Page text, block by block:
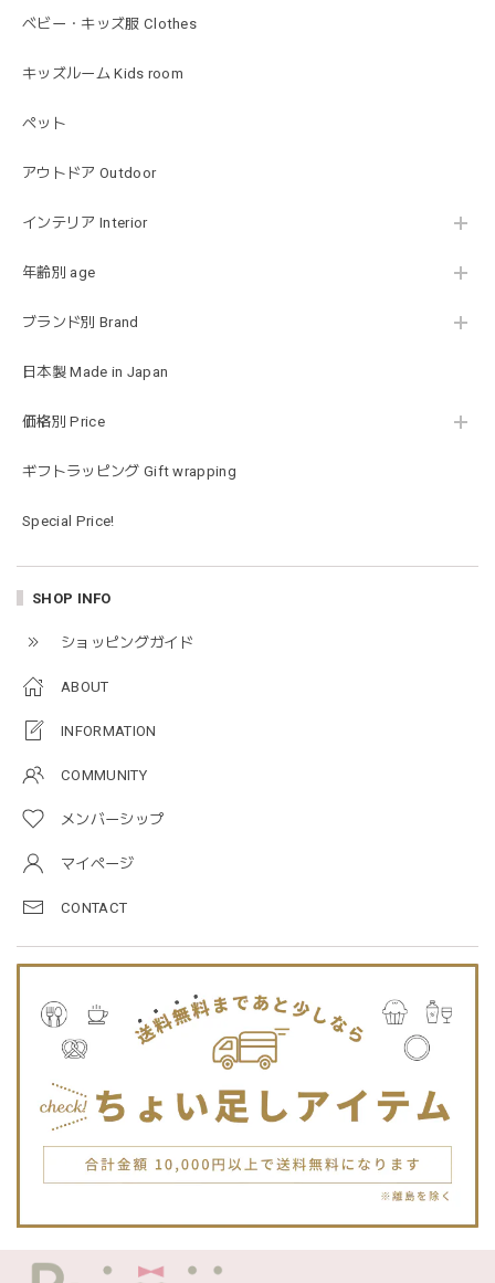
ベビー・キッズ服 Clothes
キッズルーム Kids room
ペット
アウトドア Outdoor
インテリア Interior
年齢別 age
ブランド別 Brand
日本製 Made in Japan
価格別 Price
ギフトラッピング Gift wrapping
Special Price!
SHOP INFO
ショッピングガイド
ABOUT
INFORMATION
COMMUNITY
メンバーシップ
マイページ
CONTACT
出産祝いで渡しました。友人がとても喜んでおりました！可
可愛いファーストトイが届きました！ ありがとうございま
ラス…お絵描きセットと食具までたっぷりと入っていまし
すぐに使い始めました。今年もまた購入したいと思える最高
taupe（チャコールグレー）
プレゼントした友人がとても喜んでました。ありがとうござ
Jellycat ジェリーキャット | Bashful Tiger Huge とら ぬいぐるみ 大きいサイズ
2025/12/16
JELLYCATは特に個体差が激しいブランドなので、どんな子
が来るかいつも少し不安ですが、可愛い子が届いて良かった
です。Primiiさんでお迎えした子はみんな可愛い子なので嬉
しいです。
greige